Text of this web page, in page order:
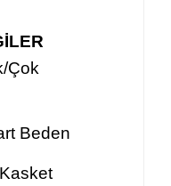
Çok
Beden